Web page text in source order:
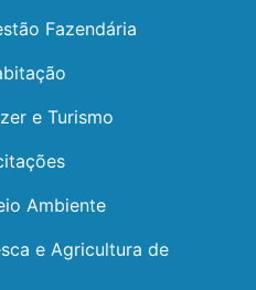
Fazendária
e Turismo
Ambiente
e Agricultura de